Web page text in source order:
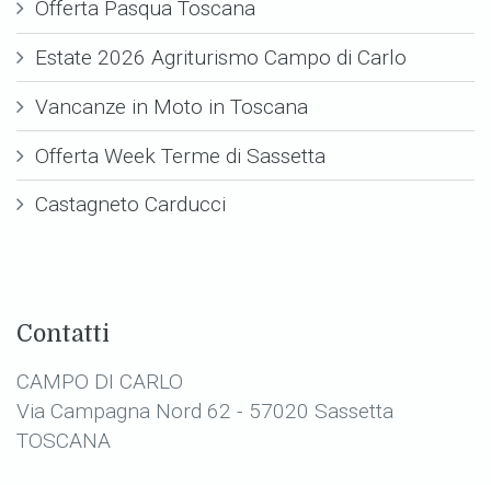
Offerta Pasqua Toscana
Estate 2026 Agriturismo Campo di Carlo
Vancanze in Moto in Toscana
Offerta Week Terme di Sassetta
Castagneto Carducci
Contatti
CAMPO DI CARLO
Via Campagna Nord 62 - 57020 Sassetta
TOSCANA